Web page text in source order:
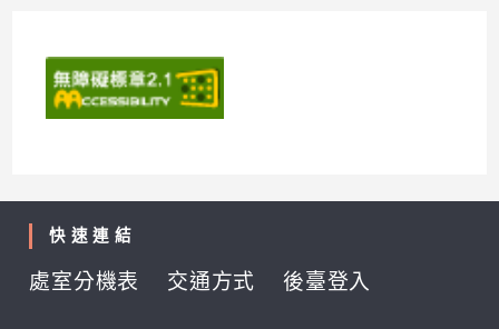
快速連結
處室分機表 交通方式 後臺登入